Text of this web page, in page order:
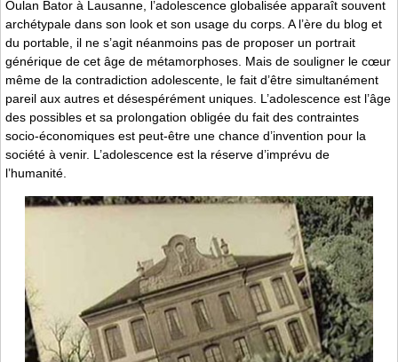
Oulan Bator à Lausanne, l’adolescence globalisée apparaît souvent
archétypale dans son look et son usage du corps. A l’ère du blog et
du portable, il ne s’agit néanmoins pas de proposer un portrait
générique de cet âge de métamorphoses. Mais de souligner le cœur
même de la contradiction adolescente, le fait d’être simultanément
pareil aux autres et désespérément uniques. L’adolescence est l’âge
des possibles et sa prolongation obligée du fait des contraintes
socio-économiques est peut-être une chance d’invention pour la
société à venir. L’adolescence est la réserve d’imprévu de
l’humanité.